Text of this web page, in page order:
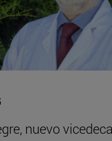
nuevo